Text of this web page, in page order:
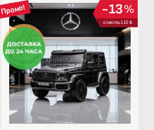
Промо! %
13
спести 115 €